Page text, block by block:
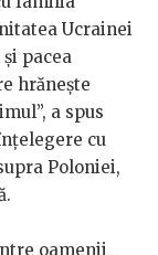
Ucrainei
pacea
hrănește
a spus
cu
Poloniei,
oamenii